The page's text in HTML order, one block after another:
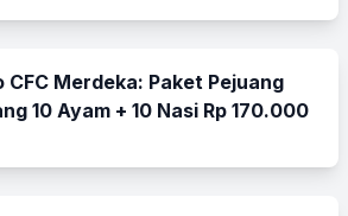
CFC Merdeka: Paket Pejuang
10 Ayam + 10 Nasi Rp 170.000